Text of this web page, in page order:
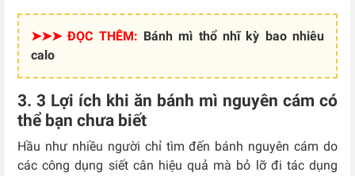
➤➤➤ ĐỌC THÊM: Bánh mì thổ nhĩ kỳ bao nhiêu
calo
3. 3 Lợi ích khi ăn bánh mì nguyên cám có
thể bạn chưa biết
Hầu như nhiều người chỉ tìm đến bánh nguyên cám do
các công dụng siết cân hiệu quả mà bỏ lỡ đi tác dụng